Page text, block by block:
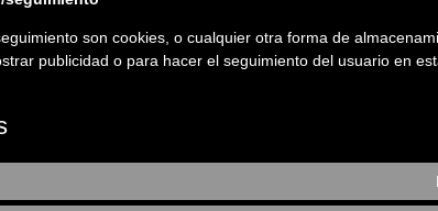
son cookies, o cualquier otra forma de
publicidad o para hacer el seguimiento del usuario en